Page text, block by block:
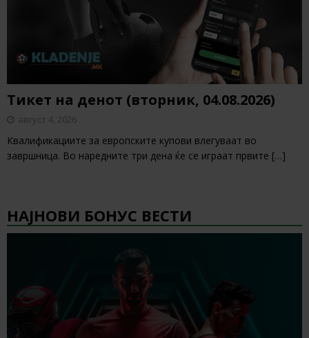
Тикет на денот (вторник, 04.08.2026)
август 4, 2026
Квалификациите за европските купови влегуваат во
завршница. Во наредните три дена ќе се играат првите […]
НАЈНОВИ БОНУС ВЕСТИ